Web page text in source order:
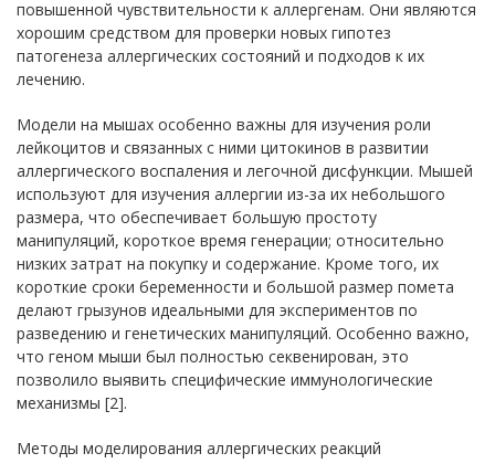
повышенной чувствительности к аллергенам. Они являются
хорошим средством для проверки новых гипотез
патогенеза аллергических состояний и подходов к их
лечению.
Модели на мышах особенно важны для изучения роли
лейкоцитов и связанных с ними цитокинов в развитии
аллергического воспаления и легочной дисфункции. Мышей
используют для изучения аллергии из-за их небольшого
размера, что обеспечивает большую простоту
манипуляций, короткое время генерации; относительно
низких затрат на покупку и содержание. Кроме того, их
короткие сроки беременности и большой размер помета
делают грызунов идеальными для экспериментов по
разведению и генетических манипуляций. Особенно важно,
что геном мыши был полностью секвенирован, это
позволило выявить специфические иммунологические
механизмы [2].
Методы моделирования аллергических реакций